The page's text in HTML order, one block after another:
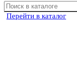
Перейти в каталог